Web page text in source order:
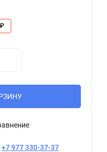
₽
+7 977 330-37-37